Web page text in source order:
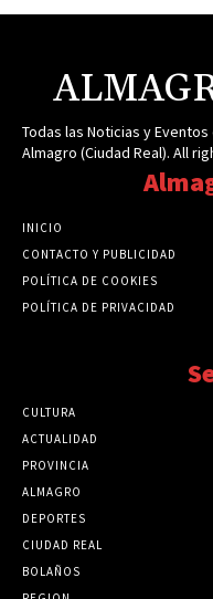
Todas las Noticias y
Almagro (Ciudad Real). All
INICIO
CONTACTO Y PUBLICIDAD
POLÍTICA DE COOKIES
POLÍTICA DE PRIVACIDAD
CULTURA
ACTUALIDAD
PROVINCIA
ALMAGRO
DEPORTES
CIUDAD REAL
BOLAÑOS